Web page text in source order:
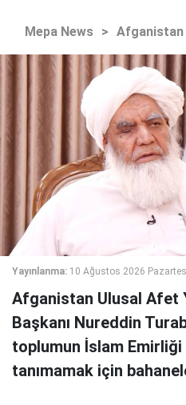
Mepa News > Afganistan
Yayınlanma: 10 Ağustos 2026
Afganistan Ulusal Afet
Başkanı Nureddin
toplumun İslam
tanımamak için